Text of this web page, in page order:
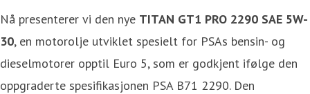
Nå presenterer vi den nye TITAN GT1 PRO 2290 SAE 5W-
30, en motorolje utviklet spesielt for PSAs bensin- og
dieselmotorer opptil Euro 5, som er godkjent ifølge den
oppgraderte spesifikasjonen PSA B71 2290. Den